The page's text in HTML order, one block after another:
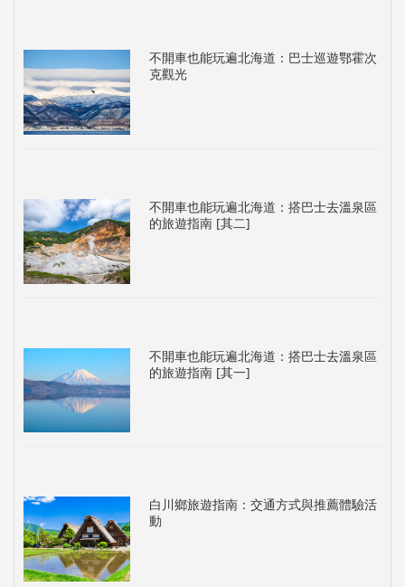
不開車也能玩遍北海道：巴士巡遊鄂霍次
克觀光
不開車也能玩遍北海道：搭巴士去溫泉區
的旅遊指南 [其二]
不開車也能玩遍北海道：搭巴士去溫泉區
的旅遊指南 [其一]
白川鄉旅遊指南：交通方式與推薦體驗活
動